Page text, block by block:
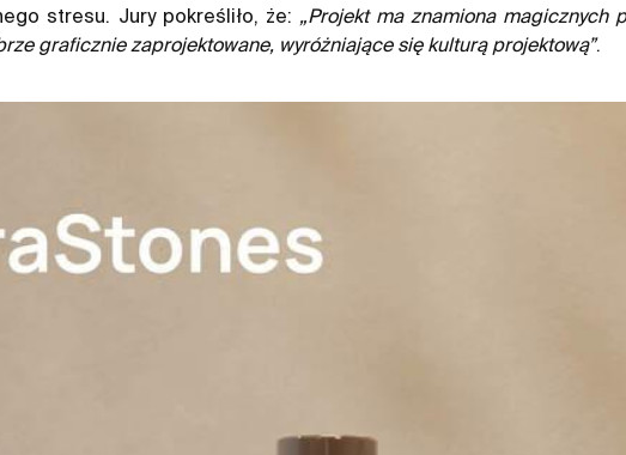
stresu. Jury pokreśliło, że: „Projekt ma znamiona magicznych
graficznie zaprojektowane, wyróżniające się kulturą projektową”.